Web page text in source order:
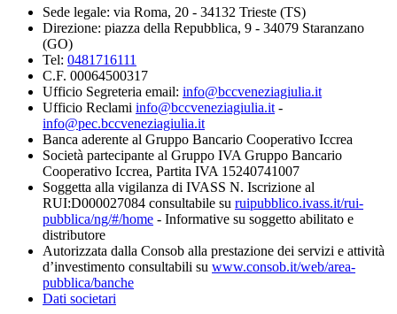
Sede legale: via Roma, 20 - 34132 Trieste (TS)
Direzione: piazza della Repubblica, 9 - 34079 Staranzano
(GO)
Tel: 0481716111
C.F. 00064500317
Ufficio Segreteria email: info@bccveneziagiulia.it
Ufficio Reclami info@bccveneziagiulia.it -
info@pec.bccveneziagiulia.it
Banca aderente al Gruppo Bancario Cooperativo Iccrea
Società partecipante al Gruppo IVA Gruppo Bancario
Cooperativo Iccrea, Partita IVA 15240741007
Soggetta alla vigilanza di IVASS N. Iscrizione al
RUI:D000027084 consultabile su ruipubblico.ivass.it/rui-
pubblica/ng/#/home - Informative su soggetto abilitato e
distributore
Autorizzata dalla Consob alla prestazione dei servizi e attività
d’investimento consultabili su www.consob.it/web/area-
pubblica/banche
Dati societari